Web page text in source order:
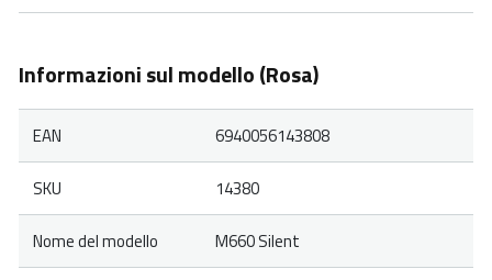
Informazioni sul modello (Rosa)
EAN 6940056143808
SKU 14380
Nome del modello M660 Silent